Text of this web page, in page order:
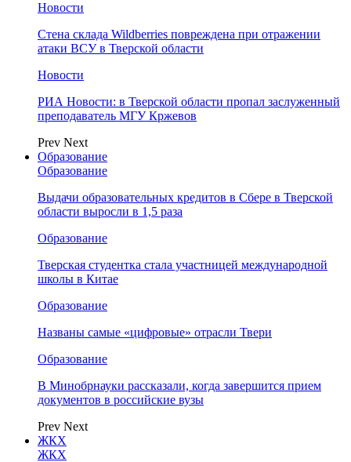
Новости
Стена склада Wildberries повреждена при отражении
атаки ВСУ в Тверской области
Новости
РИА Новости: в Тверской области пропал заслуженный
преподаватель МГУ Кржевов
Prev Next
Образование
Образование
Выдачи образовательных кредитов в Сбере в Тверской
области выросли в 1,5 раза
Образование
Тверская студентка стала участницей международной
школы в Китае
Образование
Названы самые «цифровые» отрасли Твери
Образование
В Минобрнауки рассказали, когда завершится прием
документов в российские вузы
Prev Next
ЖКХ
ЖКХ